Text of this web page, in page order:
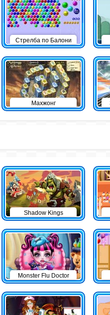
Стрелба по Балони
Махжонг
Shadow Kings
Monster Flu Doctor